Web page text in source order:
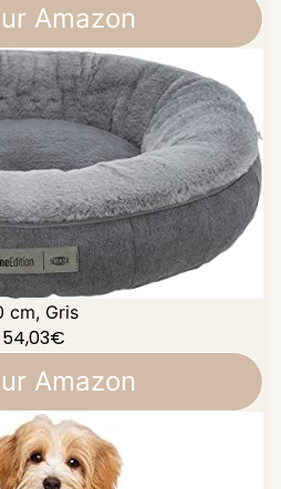
Amazon
cm, Gris
54,03€
Amazon